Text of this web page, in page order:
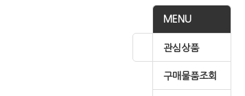
MENU
관심상품
구매물품조회